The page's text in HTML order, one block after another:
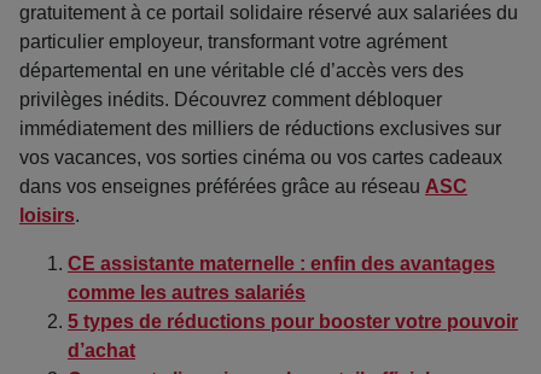
gratuitement à ce portail solidaire réservé aux salariées du
particulier employeur, transformant votre agrément
départemental en une véritable clé d’accès vers des
privilèges inédits. Découvrez comment débloquer
immédiatement des milliers de réductions exclusives sur
vos vacances, vos sorties cinéma ou vos cartes cadeaux
dans vos enseignes préférées grâce au réseau ASC
loisirs.
CE assistante maternelle : enfin des avantages
comme les autres salariés
5 types de réductions pour booster votre pouvoir
d’achat